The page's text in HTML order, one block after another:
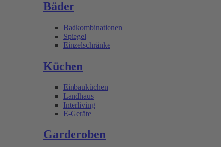
Bäder
Badkombinationen
Spiegel
Einzelschränke
Küchen
Einbauküchen
Landhaus
Interliving
E-Geräte
Garderoben